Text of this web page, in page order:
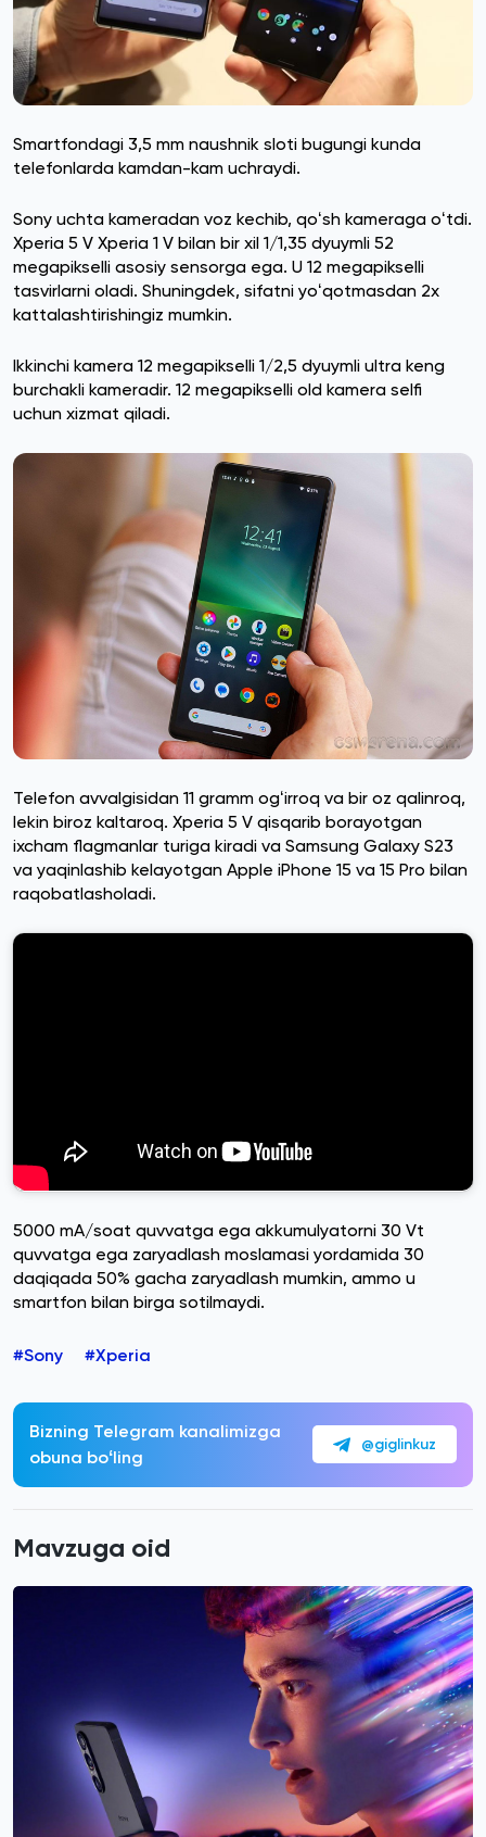
Smartfondagi 3,5 mm naushnik sloti bugungi kunda
telefonlarda kamdan-kam uchraydi.
Sony uchta kameradan voz kechib, qoʻsh kameraga oʻtdi.
Xperia 5 V Xperia 1 V bilan bir xil 1/1,35 dyuymli 52
megapikselli asosiy sensorga ega. U 12 megapikselli
tasvirlarni oladi. Shuningdek, sifatni yoʻqotmasdan 2x
kattalashtirishingiz mumkin.
Ikkinchi kamera 12 megapikselli 1/2,5 dyuymli ultra keng
burchakli kameradir. 12 megapikselli old kamera selfi
uchun xizmat qiladi.
Telefon avvalgisidan 11 gramm ogʻirroq va bir oz qalinroq,
lekin biroz kaltaroq. Xperia 5 V qisqarib borayotgan
ixcham flagmanlar turiga kiradi va Samsung Galaxy S23
va yaqinlashib kelayotgan Apple iPhone 15 va 15 Pro bilan
raqobatlasholadi.
5000 mA/soat quvvatga ega akkumulyatorni 30 Vt
quvvatga ega zaryadlash moslamasi yordamida 30
daqiqada 50% gacha zaryadlash mumkin, ammo u
smartfon bilan birga sotilmaydi.
#Sony #Xperia
Bizning Telegram kanalimizga
obuna boʻling
@giglinkuz
Mavzuga oid